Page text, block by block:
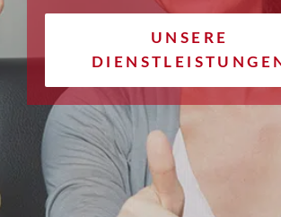
UNSERE
DIENSTLEISTUNGEN